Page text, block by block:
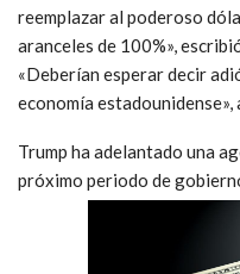
reemplazar al poderoso
aranceles de 100%»,
«Deberían esperar decir
economía estadounidense»,
Trump ha adelantado una
próximo periodo de